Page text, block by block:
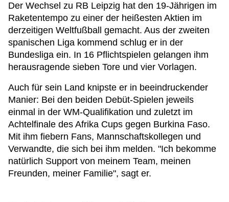
Der Wechsel zu RB Leipzig hat den 19-Jährigen im
Raketentempo zu einer der heißesten Aktien im
derzeitigen Weltfußball gemacht. Aus der zweiten
spanischen Liga kommend schlug er in der
Bundesliga ein. In 16 Pflichtspielen gelangen ihm
herausragende sieben Tore und vier Vorlagen.
Auch für sein Land knipste er in beeindruckender
Manier: Bei den beiden Debüt-Spielen jeweils
einmal in der WM-Qualifikation und zuletzt im
Achtelfinale des Afrika Cups gegen Burkina Faso.
Mit ihm fiebern Fans, Mannschaftskollegen und
Verwandte, die sich bei ihm melden. "Ich bekomme
natürlich Support von meinem Team, meinen
Freunden, meiner Familie", sagt er.